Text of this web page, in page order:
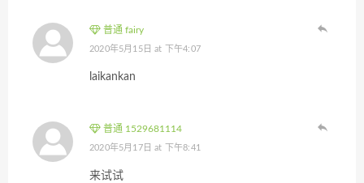
普通 fairy
2020年5月15日 at 下午4:07
laikankan
普通 1529681114
2020年5月17日 at 下午8:41
来试试